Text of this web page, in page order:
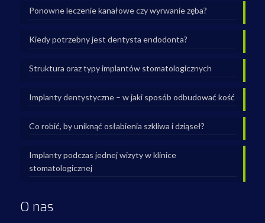
Ponowne leczenie kanałowe czy wyrwanie zęba?
Kiedy potrzebny jest dentysta endodonta?
Struktura oraz typy implantów stomatologicznych
Implanty dentystyczne – w jaki sposób odbudować kość
Co robić, by uniknąć osłabienia szkliwa i dziąseł?
Implanty podczas jednej wizyty w klinice
stomatologicznej
O nas